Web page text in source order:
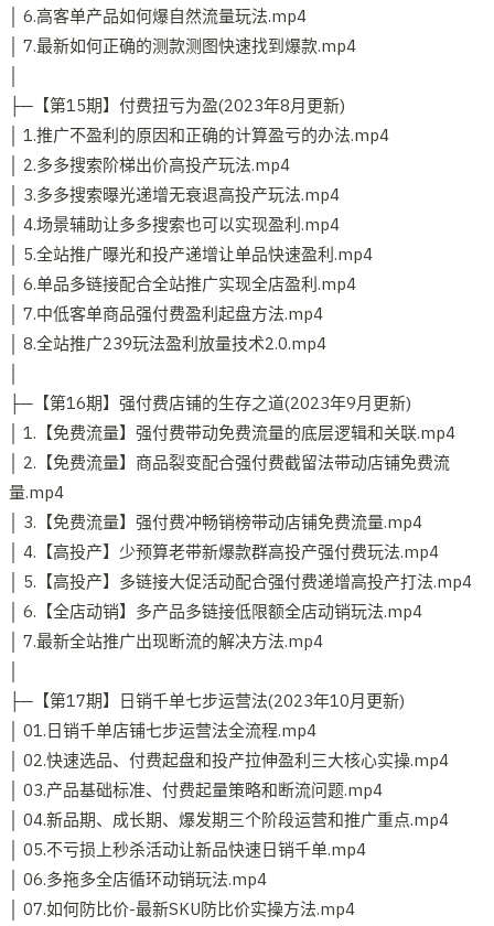
│ 6.高客单产品如何爆自然流量玩法.mp4
│ 7.最新如何正确的测款测图快速找到爆款.mp4
├─【第15期】付费扭亏为盈(2023年8月更新)
│ 1.推广不盈利的原因和正确的计算盈亏的办法.mp4
│ 2.多多搜索阶梯出价高投产玩法.mp4
│ 3.多多搜索曝光递增无衰退高投产玩法.mp4
│ 4.场景辅助让多多搜索也可以实现盈利.mp4
│ 5.全站推广曝光和投产递增让单品快速盈利.mp4
│ 6.单品多链接配合全站推广实现全店盈利.mp4
│ 7.中低客单商品强付费盈利起盘方法.mp4
│ 8.全站推广239玩法盈利放量技术2.0.mp4
├─【第16期】强付费店铺的生存之道(2023年9月更新)
│ 1.【免费流量】强付费带动免费流量的底层逻辑和关联.mp4
│ 2.【免费流量】商品裂变配合强付费截留法带动店铺免费流
量.mp4
│ 3.【免费流量】强付费冲畅销榜带动店铺免费流量.mp4
│ 4.【高投产】少预算老带新爆款群高投产强付费玩法.mp4
│ 5.【高投产】多链接大促活动配合强付费递增高投产打法.mp4
│ 6.【全店动销】多产品多链接低限额全店动销玩法.mp4
│ 7.最新全站推广出现断流的解决方法.mp4
├─【第17期】日销千单七步运营法(2023年10月更新)
│ 01.日销千单店铺七步运营法全流程.mp4
│ 02.快速选品、付费起盘和投产拉伸盈利三大核心实操.mp4
│ 03.产品基础标准、付费起量策略和断流问题.mp4
│ 04.新品期、成长期、爆发期三个阶段运营和推广重点.mp4
│ 05.不亏损上秒杀活动让新品快速日销千单.mp4
│ 06.多拖多全店循环动销玩法.mp4
│ 07.如何防比价-最新SKU防比价实操方法.mp4